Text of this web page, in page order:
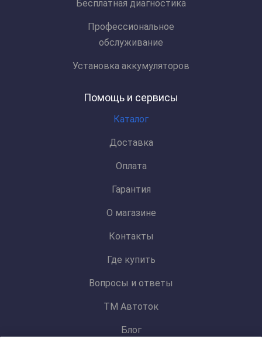
Бесплатная диагностика
Профессиональное
обслуживание
Установка аккумуляторов
Помощь и сервисы
Каталог
Доставка
Оплата
Гарантия
О магазине
Контакты
Где купить
Вопросы и ответы
ТМ Автоток
Блог